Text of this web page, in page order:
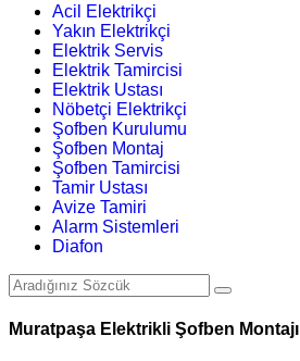
Acil Elektrikçi
Yakın Elektrikçi
Elektrik Servis
Elektrik Tamircisi
Elektrik Ustası
Nöbetçi Elektrikçi
Şofben Kurulumu
Şofben Montaj
Şofben Tamircisi
Tamir Ustası
Avize Tamiri
Alarm Sistemleri
Diafon
Muratpaşa Elektrikli Şofben Montajı